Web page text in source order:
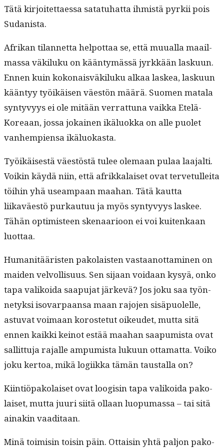
Tätä kir­joitet­taes­sa satatuhat­ta ihmistä pyrkii pois
Sudanista.
Afrikan tilan­net­ta helpot­taa se, että muual­la maail­
mas­sa väk­iluku on kään­tymässä jyrkkään lasku­un.
Ennen kuin kokon­aisväk­iluku alkaa laskea, lasku­un
kään­tyy työikäisen väestön määrä. Suomen mata­la
syn­tyvyys ei ole mitään ver­rat­tuna vaik­ka Etelä-
Kore­aan, jos­sa jokainen ikälu­ok­ka on alle puo­let
van­hempi­en­sa ikäluokasta.
Työikäis­es­tä väestöstä tulee ole­maan pulaa laa­jalti.
Voikin käy­dä niin, että afrikkalaiset ovat ter­ve­tullei­ta
töi­hin yhä use­am­paan maa­han. Tätä kaut­ta
liikaväestö purkau­tuu ja myös syn­tyvyys las­kee.
Tähän opti­mis­teen ske­naar­i­oon ei voi kuitenkaan
luottaa.
Human­itääris­ten pako­lais­ten vas­taan­ot­ta­mi­nen on
maid­en velvol­lisu­us. Sen sijaan voidaan kysyä, onko
tapa valikoi­da saa­pu­jat järkevä? Jos joku saa työn­
netyk­si iso­varpaansa maan rajo­jen sisäpuolelle,
astu­vat voimaan koroste­tut oikeudet, mut­ta sitä
ennen kaik­ki keinot estää maa­han saa­pumista ovat
sal­lit­tu­ja rajalle ampumista luku­un otta­mat­ta. Voiko
joku ker­toa, mikä logi­ik­ka tämän taustal­la on?
Kiin­tiö­pako­laiset ovat loogisin tapa valikoi­da pako­
laiset, mut­ta juuri siitä ollaan luop­umas­sa – tai sitä
ainakin vaaditaan.
Minä toimisin toisin päin. Ottaisin yhtä paljon pako­